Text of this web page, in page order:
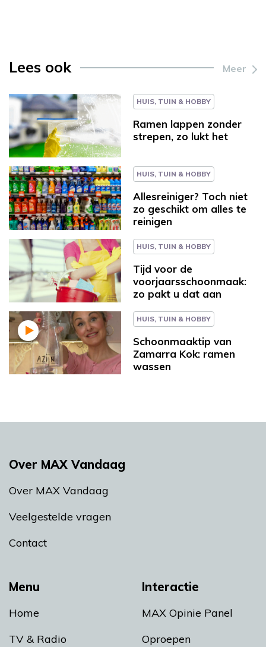
Lees ook Meer
HUIS, TUIN & HOBBY
Ramen lappen zonder
strepen, zo lukt het
HUIS, TUIN & HOBBY
Allesreiniger? Toch niet
zo geschikt om alles te
reinigen
HUIS, TUIN & HOBBY
Tijd voor de
voorjaarsschoonmaak:
zo pakt u dat aan
HUIS, TUIN & HOBBY
Schoonmaaktip van
Zamarra Kok: ramen
wassen
Menu
Home
TV & Radio
Interactie
MAX Opinie Panel
Oproepen
Over MAX Vandaag
Over MAX Vandaag
Veelgestelde vragen
Contact